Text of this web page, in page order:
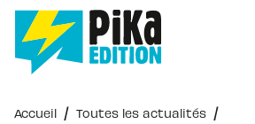
MENU RECHERCHE
PIED DE PAGE
Accueil / Toutes les actualités /